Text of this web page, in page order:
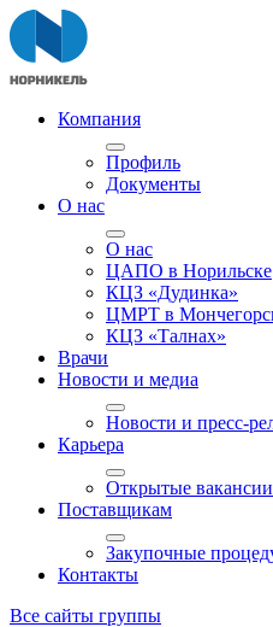
Компания
Профиль
Документы
О нас
О нас
ЦАПО в Норильске
КЦЗ «Дудинка»
ЦМРТ в
КЦЗ «Талнах»
Врачи
Новости и медиа
Новости и пресс-
Карьера
Открытые вакансии
Поставщикам
Закупочные
Контакты
Все сайты группы